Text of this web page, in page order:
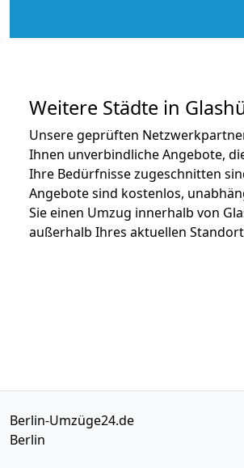
Weitere Städte in
Unsere geprüften
Ihnen unverbindliche Angebote,
Ihre Bedürfnisse zugeschnitten
Angebote sind kostenlos,
Sie einen Umzug innerhalb von
außerhalb Ihres aktuellen
Berlin-Umzüge24.de
Berlin